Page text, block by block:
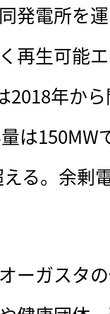
発電所を
再生可能
2018年か
は150MW
る。余剰
ーガスタ